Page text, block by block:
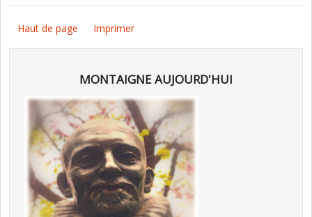
Haut de page Imprimer
MONTAIGNE AUJOURD'HUI